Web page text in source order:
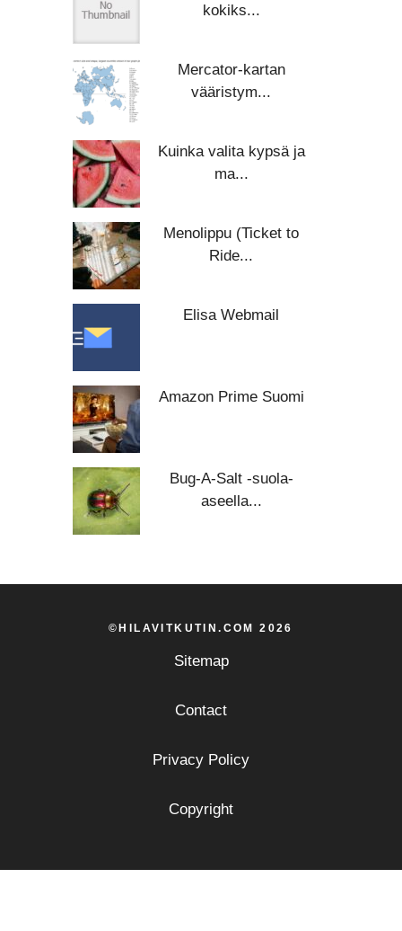
kokiks...
Mercator-kartan
vääristym...
Kuinka valita kypsä ja
ma...
Menolippu (Ticket to
Ride...
Elisa Webmail
Amazon Prime Suomi
Bug-A-Salt -suola-
aseella...
©HILAVITKUTIN.COM 2026
Sitemap
Contact
Privacy Policy
Copyright